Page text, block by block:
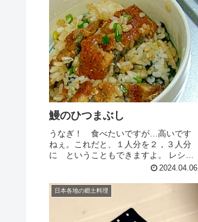
鰻のひつまぶし
うなぎ！ 食べたいですが…高いです
ねぇ。これだと、１人分を２，３人分
に ということもできますよ。 レシピ
はこちら （楽天レシピ） 約15分 3,000
白ゴマ焼海苔ご飯みんなのレビュー
2024.04.06
日本各地の郷土料理